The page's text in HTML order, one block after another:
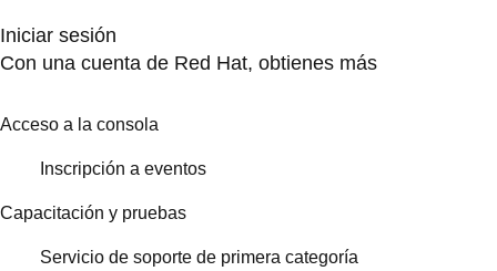
Iniciar sesión
Con una cuenta de Red Hat, obtienes más
Acceso a la consola
Inscripción a eventos
Capacitación y pruebas
Servicio de soporte de primera categoría